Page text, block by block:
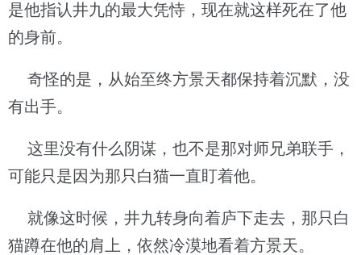
是他指认井九的最大凭恃，现在就这样死在了他
的身前。
奇怪的是，从始至终方景天都保持着沉默，没
有出手。
这里没有什么阴谋，也不是那对师兄弟联手，
可能只是因为那只白猫一直盯着他。
就像这时候，井九转身向着庐下走去，那只白
猫蹲在他的肩上，依然冷漠地看着方景天。